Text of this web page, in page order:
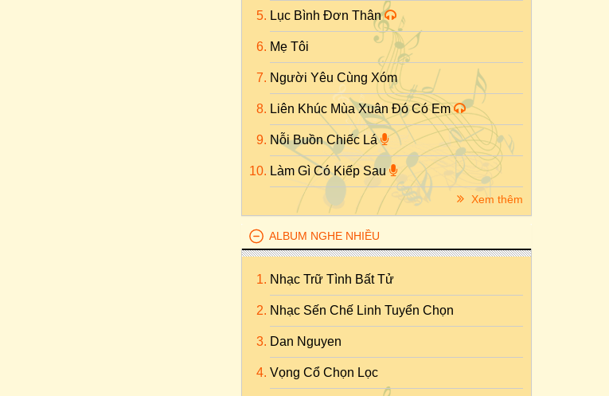
Lục Bình Đơn Thân
Mẹ Tôi
Người Yêu Cùng Xóm
Liên Khúc Mùa Xuân Đó Có Em
Nỗi Buồn Chiếc Lá
Làm Gì Có Kiếp Sau
Xem thêm
ALBUM NGHE NHIỀU
Nhạc Trữ Tình Bất Tử
Nhạc Sến Chế Linh Tuyển Chọn
Dan Nguyen
Vọng Cổ Chọn Lọc